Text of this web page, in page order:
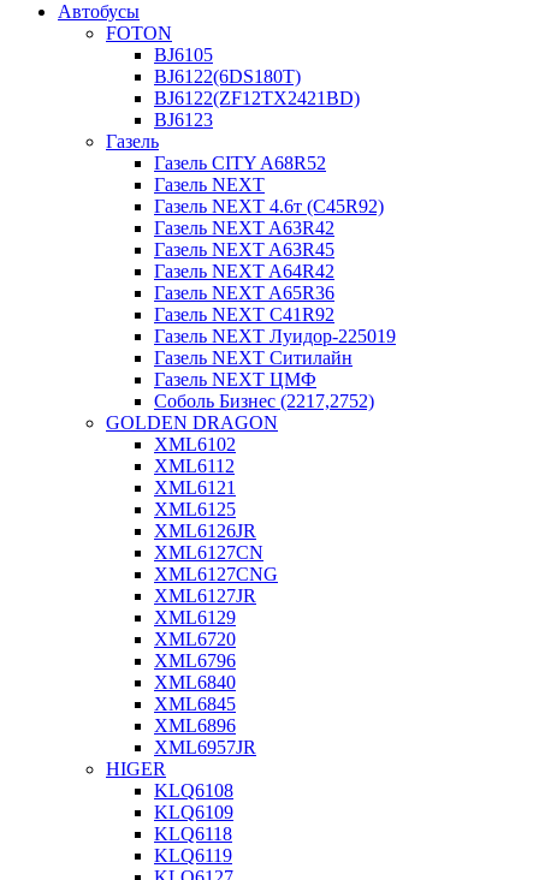
Автобусы
FOTON
BJ6105
BJ6122(6DS180T)
BJ6122(ZF12TX2421BD)
BJ6123
Газель
Газель CITY A68R52
Газель NEXT
Газель NEXT 4.6т (C45R92)
Газель NEXT A63R42
Газель NEXT A63R45
Газель NEXT A64R42
Газель NEXT A65R36
Газель NEXT C41R92
Газель NEXT Луидор-225019
Газель NEXT Ситилайн
Газель NEXT ЦМФ
Соболь Бизнес (2217,2752)
GOLDEN DRAGON
XML6102
XML6112
XML6121
XML6125
XML6126JR
XML6127CN
XML6127CNG
XML6127JR
XML6129
XML6720
XML6796
XML6840
XML6845
XML6896
XML6957JR
HIGER
KLQ6108
KLQ6109
KLQ6118
KLQ6119